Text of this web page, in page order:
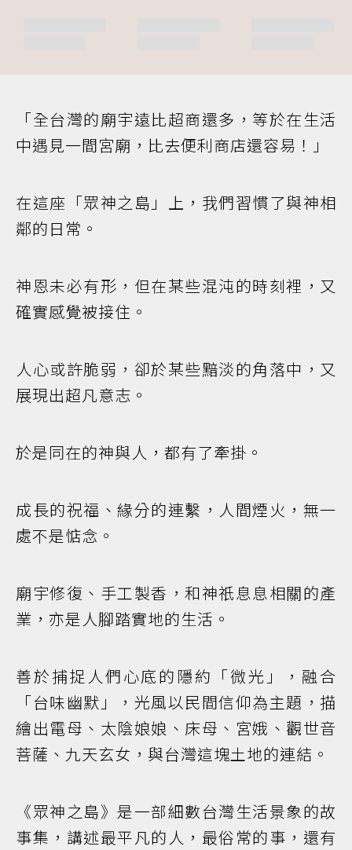
「全台灣的廟宇遠比超商還多，等於在生活
中遇見一間宮廟，比去便利商店還容易！」
在這座「眾神之島」上，我們習慣了與神相
鄰的日常。
神恩未必有形，但在某些混沌的時刻裡，又
確實感覺被接住。
人心或許脆弱，卻於某些黯淡的角落中，又
展現出超凡意志。
於是同在的神與人，都有了牽掛。
成長的祝福、緣分的連繫，人間煙火，無一
處不是惦念。
廟宇修復、手工製香，和神祇息息相關的產
業，亦是人腳踏實地的生活。
善於捕捉人們心底的隱約「微光」，融合
「台味幽默」，光風以民間信仰為主題，描
繪出電母、太陰娘娘、床母、宮娥、觀世音
菩薩、九天玄女，與台灣這塊土地的連結。
《眾神之島》是一部細數台灣生活景象的故
事集，講述最平凡的人，最俗常的事，還有